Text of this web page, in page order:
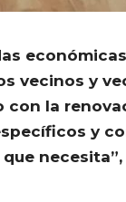
vecinos y
con la
y